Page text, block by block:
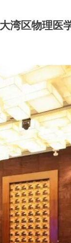
湾区物理医